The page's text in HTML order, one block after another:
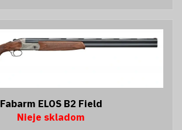
Fabarm ELOS B2 Field
Nieje skladom